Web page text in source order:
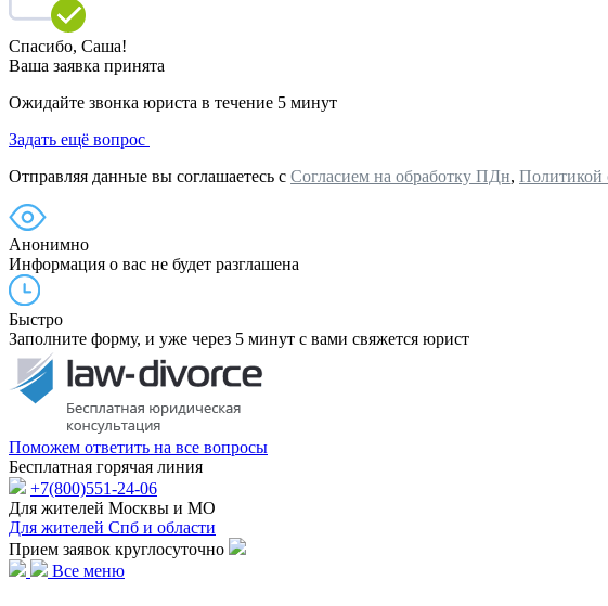
Спасибо, Саша!
Ваша заявка принята
Ожидайте звонка юриста в течение 5 минут
Задать ещё вопрос
Отправляя данные вы соглашаетесь с Согласием на обработку ПДн, Политикой
Анонимно
Информация о вас не будет разглашена
Быстро
Заполните форму, и уже через 5 минут с вами свяжется юрист
Поможем ответить на все вопросы
Бесплатная горячая линия
+7(800)551-24-06
Для жителей Москвы и МО
Для жителей Спб и области
Прием заявок круглосуточно
Все меню